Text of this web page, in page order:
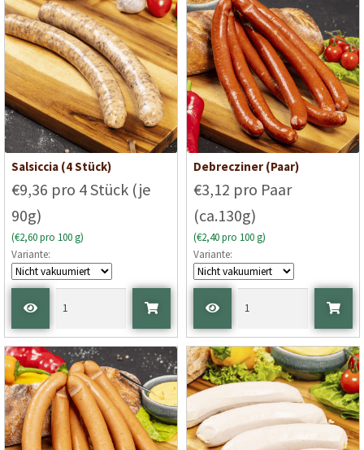
Salsiccia (4 Stück)
€9,36 pro 4 Stück (je
90g)
(€2,60 pro 100 g)
Variante:
Debrecziner (Paar)
€3,12 pro Paar
(ca.130g)
(€2,40 pro 100 g)
Variante: